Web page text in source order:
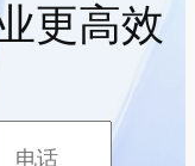
更高效